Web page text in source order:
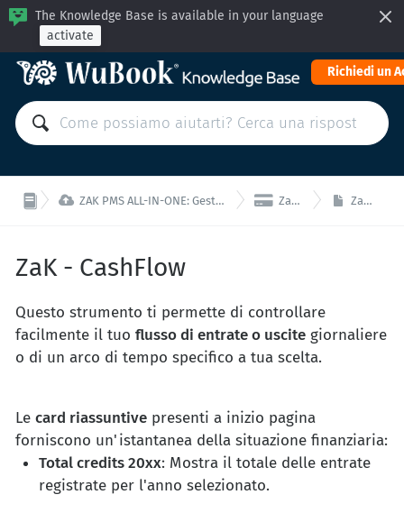
The Knowledge Base is available in your language
activate
Richiedi un
 ZAK PMS ALL-IN-ONE: Gestisci la tua struttura da un'unica interfaccia!  ZaK - Contabilità ZaK - CashFlow
ZaK - CashFlow
Questo strumento ti permette di controllare
facilmente il tuo flusso di entrate o uscite giornaliere
o di un arco di tempo specifico a tua scelta.
Le card riassuntive presenti a inizio pagina
forniscono un'istantanea della situazione finanziaria:
Total credits 20xx: Mostra il totale delle entrate
registrate per l'anno selezionato.